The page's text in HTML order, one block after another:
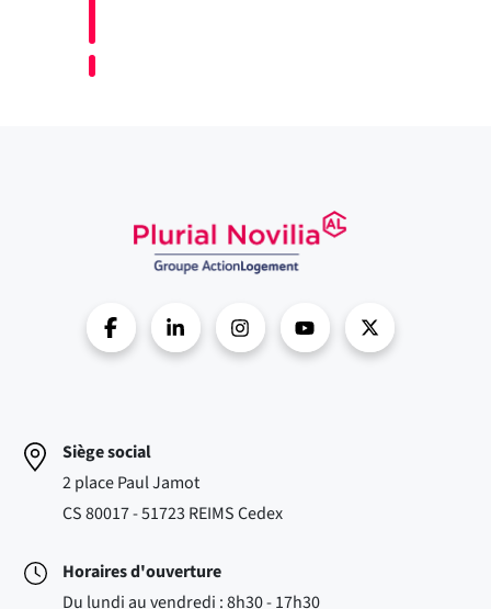
Siège social
2 place Paul Jamot
CS 80017 - 51723 REIMS Cedex
Horaires d'ouverture
Du lundi au vendredi : 8h30 - 17h30